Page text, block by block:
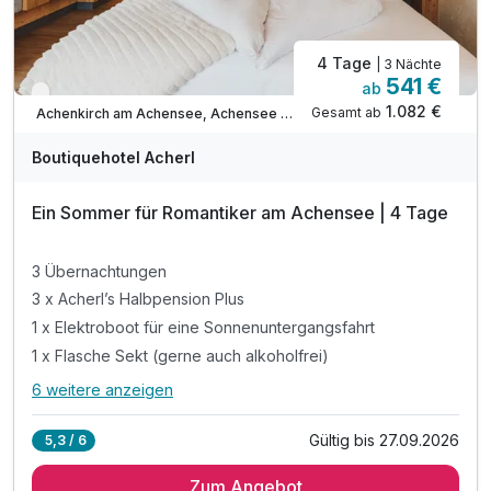
Nur noch bis September
Achenkirch am Achensee, Achensee Region
4 Tage | 3 Nächte
ab 541 €
Gesamt ab 1.082 €
Boutiquehotel Acherl
Ein Sommer für Romantiker am Achensee | 4 Tage
3 Übernachtungen
3 x Acherl’s Halbpension Plus
1 x Elektroboot für eine Sonnenuntergangsfahrt
1 x Flasche Sekt (gerne auch alkoholfrei)
Alle Inklusivleistungen
6 weitere anzeigen
5,3 / 6 Gültig bis 27.09.2026
Zum Angebot